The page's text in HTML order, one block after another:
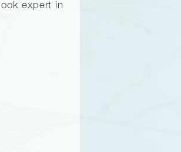
expert in